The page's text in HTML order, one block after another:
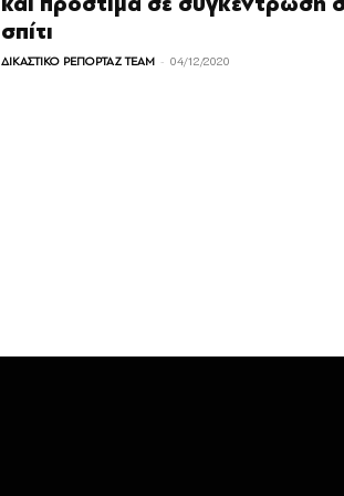
σπίτι
ΔΙΚΑΣΤΙΚΟ ΡΕΠΟΡΤΑΖ TEAM - 04/12/2020